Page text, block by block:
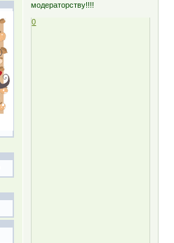
модераторству!!!!
0